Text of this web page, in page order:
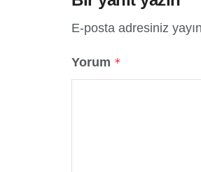
E-posta adresiniz
Yorum *